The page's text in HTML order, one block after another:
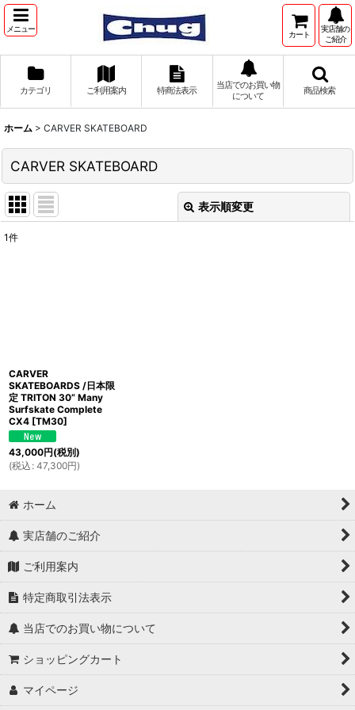
メニュー
カート
実店舗の
ご紹介
カテゴリ ご利用案内 特商法表示
当店でのお買い物
について
商品検索
ホーム > CARVER SKATEBOARD
CARVER SKATEBOARD
表示順変更
1件
CARVER
SKATEBOARDS /日本限
定 TRITON 30” Many
Surfskate Complete
CX4 [TM30]
43,000円(税別)
(税込 : 47,300円)
ホーム
実店舗のご紹介
ご利用案内
特定商取引法表示
当店でのお買い物について
ショッピングカート
マイページ